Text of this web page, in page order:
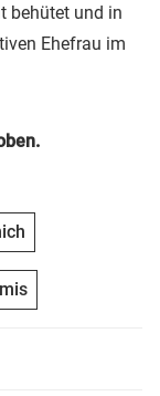
behütet und in
Ehefrau im